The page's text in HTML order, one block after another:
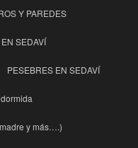
Y PAREDES
SEDAVÍ
PESEBRES EN SEDAVÍ
y más….)